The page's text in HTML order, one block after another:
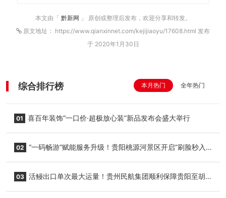
本文由「 黔新网 」 原创或整理后发布，欢迎分享和转发。
原文地址： https://www.qianxinnet.com/kejijiaoyu/17608.html 发布
于 2020年1月30日
综合排行榜 本月热门 全年热门
01 喜百年装饰“一口价·超极放心装”新品发布会盛大举行
02 “一码畅游”赋能服务升级！贵阳桃源河景区开启“刷脸秒入
03 活鳗出口单次最大运量！贵州民航集团顺利保障贵阳至胡